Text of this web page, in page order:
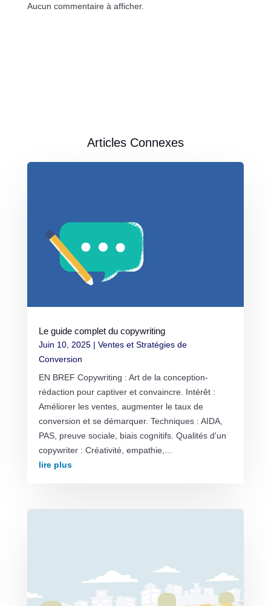
Aucun commentaire à afficher.
Articles Connexes
Le guide complet du copywriting
Juin 10, 2025| Ventes et Stratégies de
Conversion
EN BREF Copywriting : Art de la conception-
rédaction pour captiver et convaincre. Intérêt :
Améliorer les ventes, augmenter le taux de
conversion et se démarquer. Techniques : AIDA,
PAS, preuve sociale, biais cognitifs. Qualités d'un
copywriter : Créativité, empathie,...
lire plus